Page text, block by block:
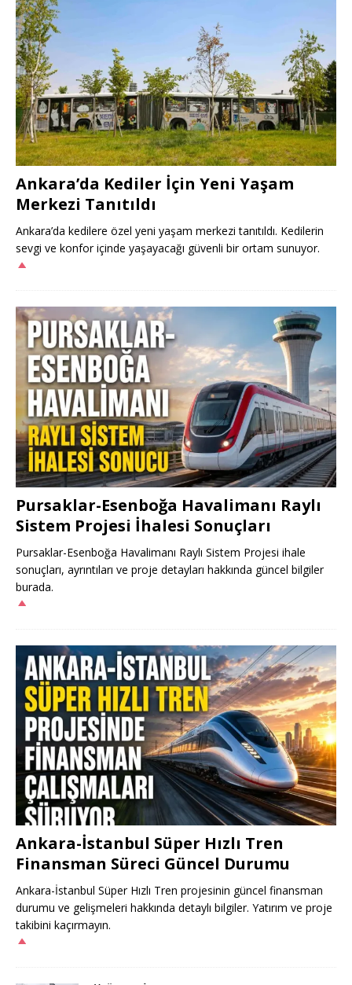
Ankara’da Kediler İçin Yeni Yaşam
Merkezi Tanıtıldı
Ankara’da kedilere özel yeni yaşam merkezi tanıtıldı. Kedilerin
sevgi ve konfor içinde yaşayacağı güvenli bir ortam sunuyor.
Pursaklar-Esenboğa Havalimanı Raylı
Sistem Projesi İhalesi Sonuçları
Pursaklar-Esenboğa Havalimanı Raylı Sistem Projesi ihale
sonuçları, ayrıntıları ve proje detayları hakkında güncel bilgiler
burada.
Ankara-İstanbul Süper Hızlı Tren
Finansman Süreci Güncel Durumu
Ankara-İstanbul Süper Hızlı Tren projesinin güncel finansman
durumu ve gelişmeleri hakkında detaylı bilgiler. Yatırım ve proje
takibini kaçırmayın.